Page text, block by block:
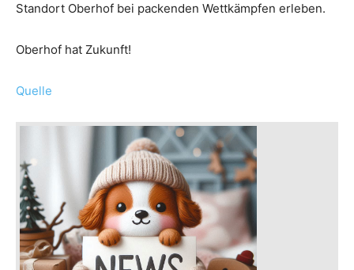
Standort Oberhof bei packenden Wettkämpfen erleben.
Oberhof hat Zukunft!
Quelle